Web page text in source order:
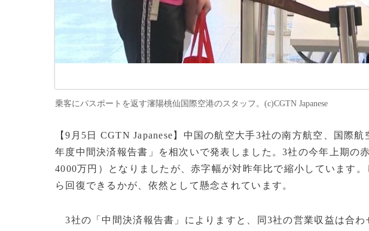
乗客にパスポートを返す瀋陽桃仙国際空港のスタッフ。(c)CGTN Japanese
【9月5日 CGTN Japanese】中国の航空大手3社の南方航空、国際
年度中間決済報告書」を相次いで発表しました。3社の今年上期の
4000万円）となりましたが、赤字幅が対昨年比で縮小しています
ら回復できるかが、依然として懸念されています。
3社の「中間決済報告書」によりますと、同3社の営業収益は合わ